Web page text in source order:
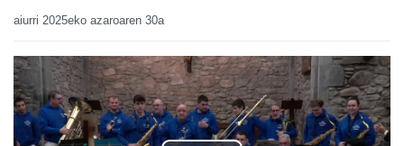
aiurri 2025eko azaroaren 30a